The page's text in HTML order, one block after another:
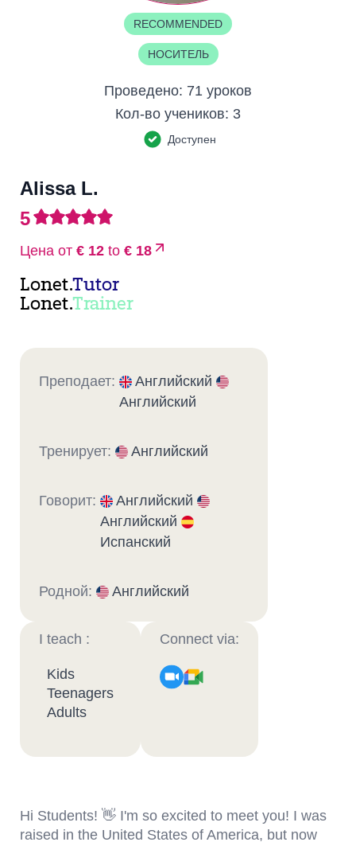
RECOMMENDED
НОСИТЕЛЬ
Проведено: 71 уроков
Кол-во учеников: 3
Доступен
Alissa L.
5
Цена от € 12 to € 18
Lonet.Tutor
Lonet.Trainer
Преподает:
Английский
Английский
Тренирует: Английский
Говорит:
Английский
Английский
Испанский
Родной: Английский
I teach :
Kids
Teenagers
Adults
Connect via:
Hi Students! 👋 I'm so excited to meet you! I was
raised in the United States of America, but now